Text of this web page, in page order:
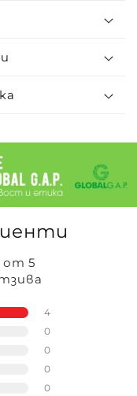
от 5
4
0
0
0
0